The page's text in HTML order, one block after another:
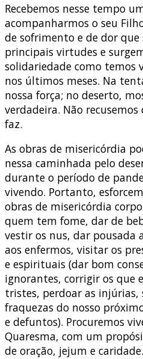
Recebemos nesse tempo
acompanharmos o seu
de sofrimento e de dor
principais virtudes e
solidariedade como temos
nos últimos meses. Na
nossa força; no deserto,
verdadeira. Não
faz.
As obras de misericórdia
nessa caminhada pelo
durante o período de
vivendo. Portanto,
obras de misericórdia
quem tem fome, dar de
vestir os nus, dar pousada
aos enfermos, visitar os
e espirituais (dar bom
ignorantes, corrigir os que
tristes, perdoar as injúrias,
fraquezas do nosso
e defuntos). Procuremos
Quaresma, com um
de oração, jejum e caridade.